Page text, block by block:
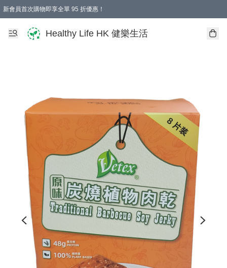
新會員首次購物即享全單 95 折優惠！
Healthy Life HK 健樂生活